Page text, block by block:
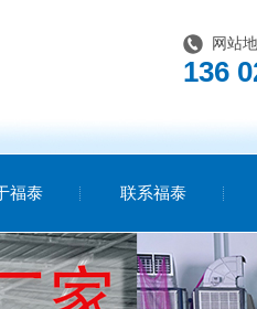
网站
136
福泰 联系福泰